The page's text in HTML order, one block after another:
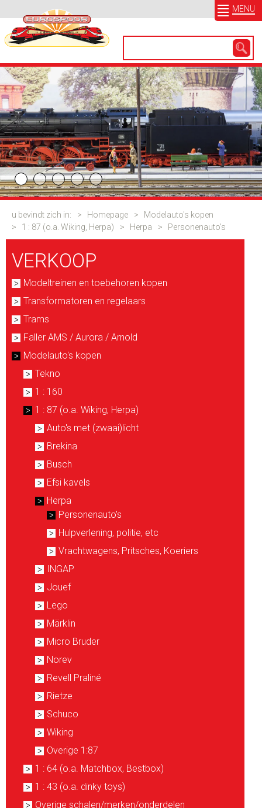
MENU
u bevindt zich in: > Homepage >
Modelauto's kopen
> 1 : 87 (o.a. Wiking, Herpa) > Herpa > Personenauto's
VERKOOP
Modeltreinen en toebehoren kopen
Transformatoren en regelaars
Trams
Faller AMS / Aurora / Arnold
Modelauto's kopen
Tekno
1 : 160
1 : 87 (o.a. Wiking, Herpa)
Auto's met (zwaai)licht
Brekina
Busch
Efsi kavels
Herpa
Personenauto's
Hulpverlening, politie, etc
Vrachtwagens, Pritsches, Koeriers
INGAP
Jouef
Lego
Märklin
Micro Bruder
Norev
Revell Praliné
Rietze
Schuco
Wiking
Overige 1:87
1 : 64 (o.a. Matchbox, Bestbox)
1 : 43 (o.a. dinky toys)
Overige schalen/merken/onderdelen